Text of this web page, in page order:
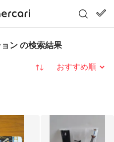
ン の検索結果
並び替え